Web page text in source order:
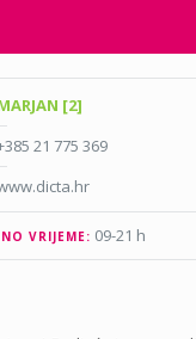
[2]
21 775 369
VRIJEME: 09-21 h